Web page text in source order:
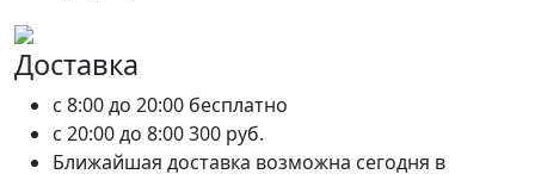
Доставка
c 8:00 до 20:00 бесплатно
c 20:00 до 8:00300 руб.
Ближайшая доставка возможна сегодня в